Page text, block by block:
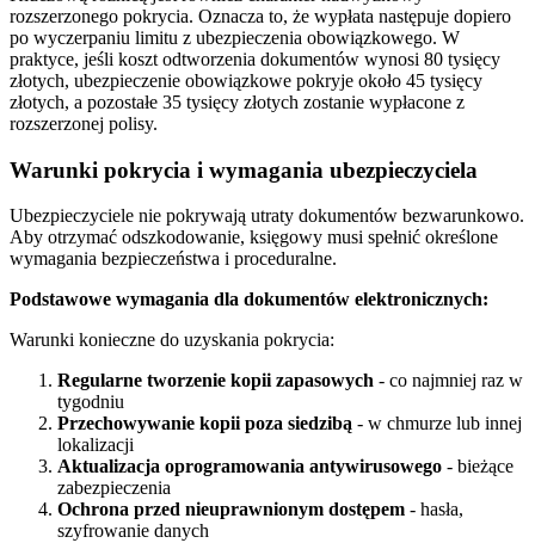
rozszerzonego pokrycia. Oznacza to, że wypłata następuje dopiero
po wyczerpaniu limitu z ubezpieczenia obowiązkowego. W
praktyce, jeśli koszt odtworzenia dokumentów wynosi 80 tysięcy
złotych, ubezpieczenie obowiązkowe pokryje około 45 tysięcy
złotych, a pozostałe 35 tysięcy złotych zostanie wypłacone z
rozszerzonej polisy.
Warunki pokrycia i wymagania ubezpieczyciela
Ubezpieczyciele nie pokrywają utraty dokumentów bezwarunkowo.
Aby otrzymać odszkodowanie, księgowy musi spełnić określone
wymagania bezpieczeństwa i proceduralne.
Podstawowe wymagania dla dokumentów elektronicznych:
Warunki konieczne do uzyskania pokrycia:
Regularne tworzenie kopii zapasowych - co najmniej raz w
tygodniu
Przechowywanie kopii poza siedzibą - w chmurze lub innej
lokalizacji
Aktualizacja oprogramowania antywirusowego - bieżące
zabezpieczenia
Ochrona przed nieuprawnionym dostępem - hasła,
szyfrowanie danych